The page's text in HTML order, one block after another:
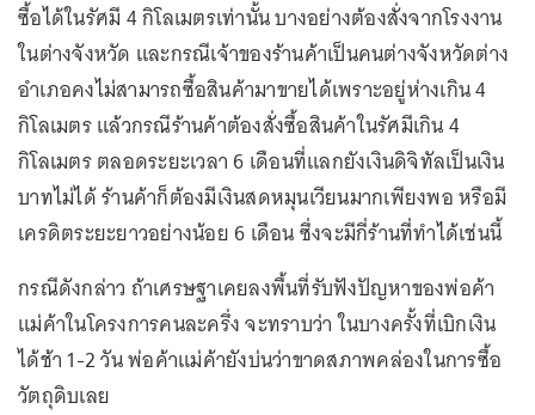
ซื้อได้ในรัศมี 4 กิโลเมตรเท่านั้น บางอย่างต้องสั่งจากโรงงาน
ในต่างจังหวัด และกรณีเจ้าของร้านค้าเป็นคนต่างจังหวัดต่าง
อำเภอคงไม่สามารถซื้อสินค้ามาขายได้เพราะอยู่ห่างเกิน 4
กิโลเมตร แล้วกรณีร้านค้าต้องสั่งซื้อสินค้าในรัศมีเกิน 4
กิโลเมตร ตลอดระยะเวลา 6 เดือนที่แลกยังเงินดิจิทัลเป็นเงิน
บาทไม่ได้ ร้านค้าก็ต้องมีเงินสดหมุนเวียนมากเพียงพอ หรือมี
เครดิตระยะยาวอย่างน้อย 6 เดือน ซึ่งจะมีกี่ร้านที่ทำได้เช่นนี้
กรณีดังกล่าว ถ้าเศรษฐาเคยลงพื้นที่รับฟังปัญหาของพ่อค้า
แม่ค้าในโครงการคนละครึ่ง จะทราบว่า ในบางครั้งที่เบิกเงิน
ได้ช้า 1-2 วัน พ่อค้าแม่ค้ายังบ่นว่าขาดสภาพคล่องในการซื้อ
วัตถุดิบเลย